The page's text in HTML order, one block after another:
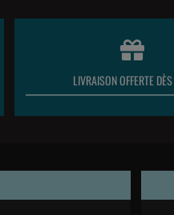
LIVRAISON OFFERTE